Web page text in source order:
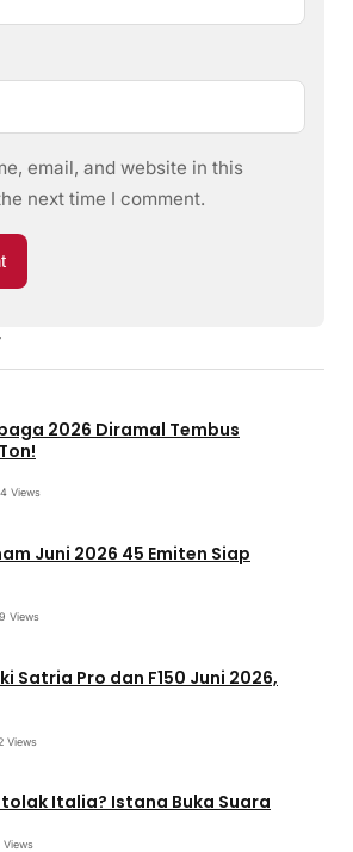
email, and website in this
next time I comment.
2026 Diramal Tembus
Views
Juni 2026 45 Emiten Siap
Views
Satria Pro dan F150 Juni 2026,
Views
Italia? Istana Buka Suara
Views